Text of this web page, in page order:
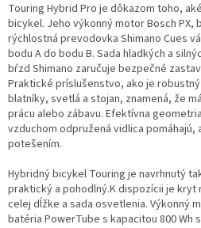
Touring Hybrid Pro je dôkazom toho,
bicykel. Jeho výkonný motor Bosch PX,
rýchlostná prevodovka Shimano Cues
bodu A do bodu B. Sada hladkých a
bŕzd Shimano zaručuje bezpečné
Praktické príslušenstvo, ako je
blatníky, svetlá a stojan, znamená, že
prácu alebo zábavu. Efektívna
vzduchom odpružená vidlica pomáhajú,
potešením.
Hybridný bicykel Touring je navrhnutý
praktický a pohodlný.K dispozícii je kryt
celej dĺžke a sada osvetlenia. Výkonný
batéria PowerTube s kapacitou 800 Wh